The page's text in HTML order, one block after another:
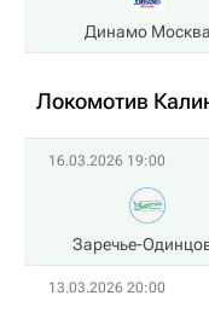
Динамо Москва
Локомотив
16.03.2026 19:00
Заречье-
13.03.2026 20:00